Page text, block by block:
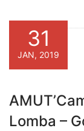
31
JAN, 2019
Lomba –